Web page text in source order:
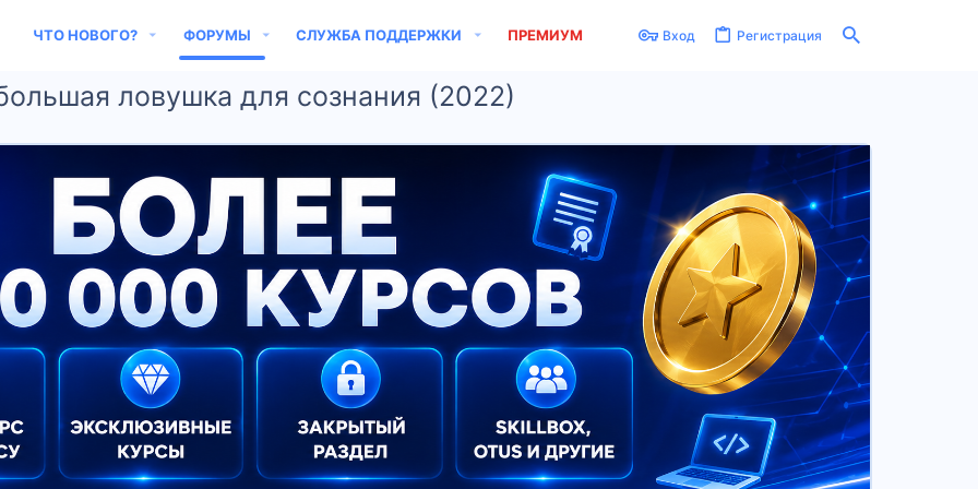
ЧТО НОВОГО? ФОРУМЫ СЛУЖБА ПОДДЕРЖКИ ПРЕМИУМ Вход Регистрация
ловушка для сознания (2022)